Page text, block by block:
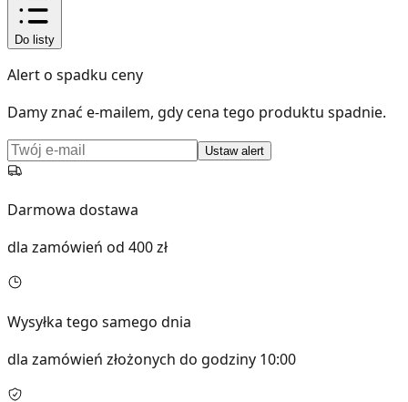
Do listy
Alert o spadku ceny
Damy znać e-mailem, gdy cena tego produktu spadnie.
Ustaw alert
Darmowa dostawa
dla zamówień od 400 zł
Wysyłka tego samego dnia
dla zamówień złożonych do godziny 10:00